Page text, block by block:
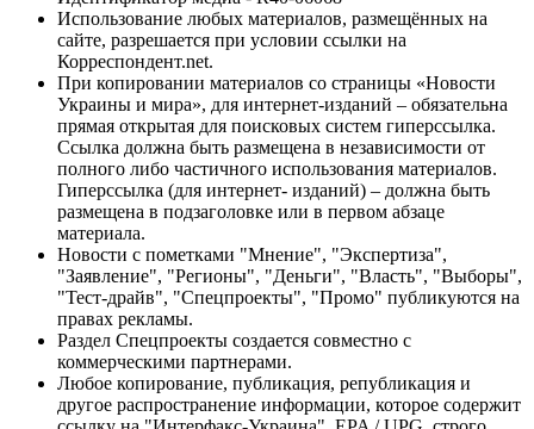
Использование любых материалов, размещённых на
сайте, разрешается при условии ссылки на
Корреспондент.net.
При копировании материалов со страницы «Новости
Украины и мира», для интернет-изданий – обязательна
прямая открытая для поисковых систем гиперссылка.
Ссылка должна быть размещена в независимости от
полного либо частичного использования материалов.
Гиперссылка (для интернет- изданий) – должна быть
размещена в подзаголовке или в первом абзаце
материала.
Новости с пометками "Мнение", "Экспертиза",
"Заявление", "Регионы", "Деньги", "Власть", "Выборы",
"Тест-драйв", "Спецпроекты", "Промо" публикуются на
правах рекламы.
Раздел Спецпроекты создается совместно с
коммерческими партнерами.
Любое копирование, публикация, републикация и
другое распространение информации, которое содержит